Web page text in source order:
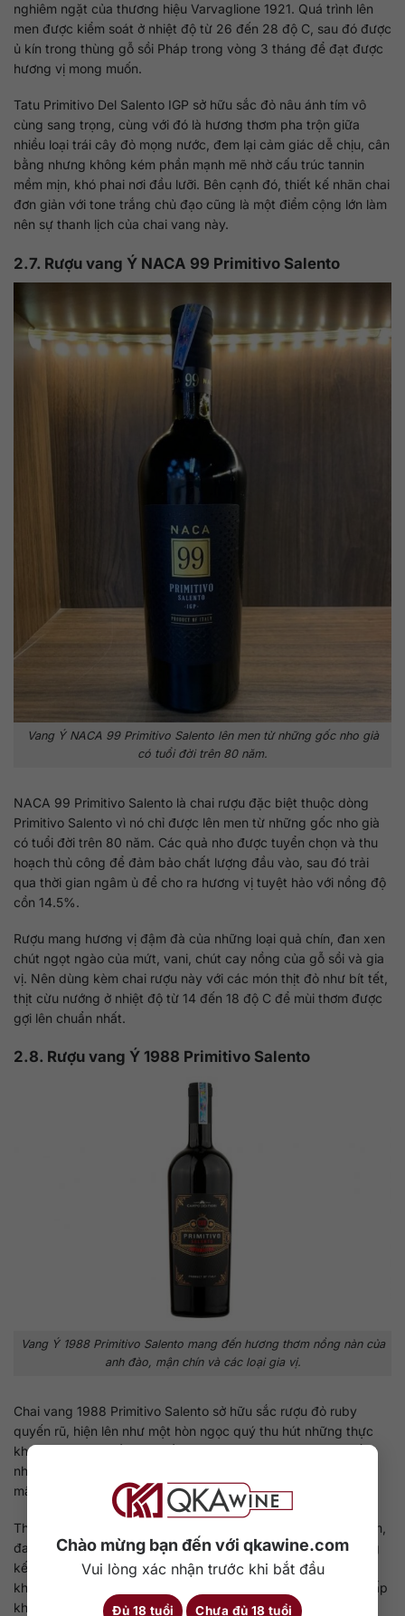
Chào mừng bạn đến với qkawine.com
Vui lòng xác nhận trước khi bắt đầu
Đủ 18 tuổi Chưa đủ 18 tuổi
nghiêm ngặt của thương hiệu Varvaglione 1921. Quá trình lên
men được kiểm soát ở nhiệt độ từ 26 đến 28 độ C, sau đó được
ủ kín trong thùng gỗ sồi Pháp trong vòng 3 tháng để đạt được
hương vị mong muốn.
Tatu Primitivo Del Salento IGP sở hữu sắc đỏ nâu ánh tím vô
cùng sang trọng, cùng với đó là hương thơm pha trộn giữa
nhiều loại trái cây đỏ mọng nước, đem lại cảm giác dễ chịu, cân
bằng nhưng không kém phần mạnh mẽ nhờ cấu trúc tannin
mềm mịn, khó phai nơi đầu lưỡi. Bên cạnh đó, thiết kế nhãn chai
đơn giản với tone trắng chủ đạo cũng là một điểm cộng lớn làm
nên sự thanh lịch của chai vang này.
2.7. Rượu vang Ý NACA 99 Primitivo Salento
Vang Ý NACA 99 Primitivo Salento lên men từ những gốc nho già
có tuổi đời trên 80 năm.
NACA 99 Primitivo Salento là chai rượu đặc biệt thuộc dòng
Primitivo Salento vì nó chỉ được lên men từ những gốc nho già
có tuổi đời trên 80 năm. Các quả nho được tuyển chọn và thu
hoạch thủ công để đảm bảo chất lượng đầu vào, sau đó trải
qua thời gian ngâm ủ để cho ra hương vị tuyệt hảo với nồng độ
cồn 14.5%.
Rượu mang hương vị đậm đà của những loại quả chín, đan xen
chút ngọt ngào của mứt, vani, chút cay nồng của gỗ sồi và gia
vị. Nên dùng kèm chai rượu này với các món thịt đỏ như bít tết,
thịt cừu nướng ở nhiệt độ từ 14 đến 18 độ C để mùi thơm được
gợi lên chuẩn nhất.
2.8. Rượu vang Ý 1988 Primitivo Salento
Vang Ý 1988 Primitivo Salento mang đến hương thơm nồng nàn của
anh đào, mận chín và các loại gia vị.
Chai vang 1988 Primitivo Salento sở hữu sắc rượu đỏ ruby
quyến rũ, hiện lên như một hòn ngọc quý thu hút những thực
khách. Rượu có nồng độ cồn 14.5%, được làm 100% từ giống
nho Primitivo, mang đến hương thơm nồng nàn của anh đào,
mận chín và các loại gia vị.
Thưởng thức rượu, người dùng sẽ cảm nhận được vị chát đậm,
đan xen chút ngọt ngào tỏa ra khắp khoang miệng, cuối cùng
kết lại bằng một vị ngọt nhẹ nhàng, làm nên cảm giác sảng
khoái, tươi mới, khác biệt so với các dòng rượu vang Ý cao cấp
khác. Những món ăn dùng kèm với chai rượu này mà bạn có